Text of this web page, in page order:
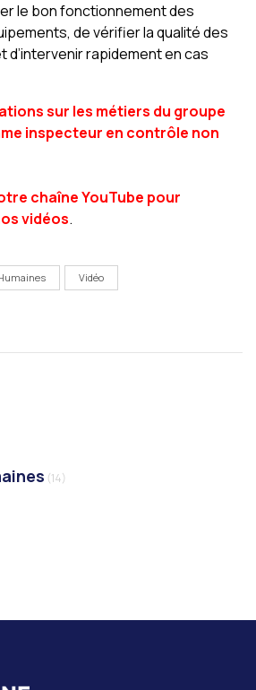
le bon fonctionnement des
de vérifier la qualité des
rapidement en cas
sur les métiers du groupe
inspecteur en contrôle non
chaîne YouTube pour
vidéos.
Vidéo
(14)